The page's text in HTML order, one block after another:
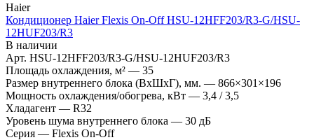
Haier
Кондиционер Haier Flexis On-Off HSU-12HFF203/R3-G/HSU-
12HUF203/R3
В наличии
Арт. HSU-12HFF203/R3-G/HSU-12HUF203/R3
Площадь охлаждения, м² — 35
Размер внутреннего блока (ВхШхГ), мм. — 866×301×196
Мощность охлаждения/обогрева, кВт — 3,4 / 3,5
Хладагент — R32
Уровень шума внутреннего блока — 30 дБ
Серия — Flexis On-Off